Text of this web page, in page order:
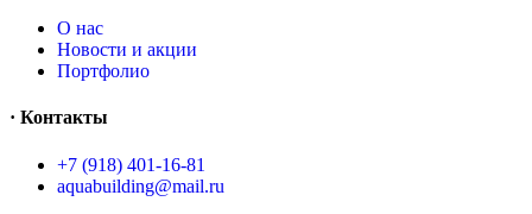
O нас
Новости и акции
Портфолио
· Контакты
+7 (918) 401-16-81
aquabuilding@mail.ru